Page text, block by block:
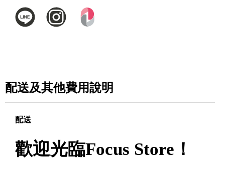
配送及其他費用說明
配送
歡迎光臨Focus Store！